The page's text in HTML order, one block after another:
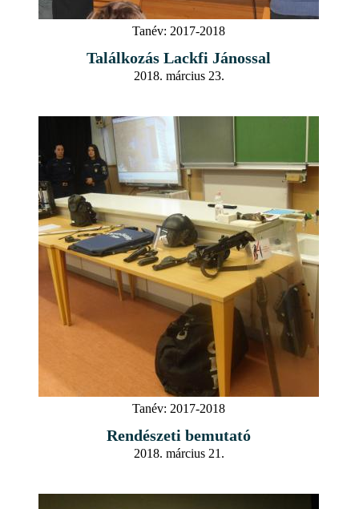
Tanév: 2017-2018
Találkozás Lackfi Jánossal
2018. március 23.
Tanév: 2017-2018
Rendészeti bemutató
2018. március 21.